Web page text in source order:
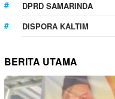
DPRD SAMARINDA
DISPORA KALTIM
BERITA UTAMA